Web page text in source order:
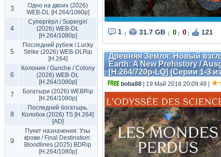
3
Одно на двоих (2026)
WEB-DL [H.264/1080p]
4
Супергёрл / Supergirl
(2026) WEB-DL
[H.264/1080p]
5
Последний рубеж / Lucky
Strike (2026) WEB-DLRip
[H.264]
6
Колония / Gunche / Colony
(2026) WEB-DL
[H.264/1080p]
7
Богатыри (2026) WEBRip
[H.264/1080p]
8
Последний богатырь.
Колобок (2026) TS [H.264]
[AD]
9
Пункт назначения: Узы
крови / Final Destination:
Bloodlines (2025) BDRip
[H.264/1080p]
1 31.7 GB 0 0 121
Древняя Земля: Новый
Earth: A New Prehistory /
[H.264/720p-LQ] (Серии 1-3
boba88 | 19 Май 2018 20:09:48